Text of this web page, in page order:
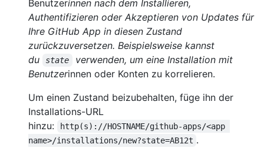
Benutzerinnen nach dem Installieren,
Authentifizieren oder Akzeptieren von Updates für
Ihre GitHub App in diesen Zustand
zurückzuversetzen. Beispielsweise kannst
du
state
verwenden, um eine Installation mit
Benutzerinnen oder Konten zu korrelieren.
Um einen Zustand beizubehalten, füge ihn der
Installations-URL
hinzu:
http(s)://HOSTNAME/github-apps/<app
name>/installations/new?state=AB12t .